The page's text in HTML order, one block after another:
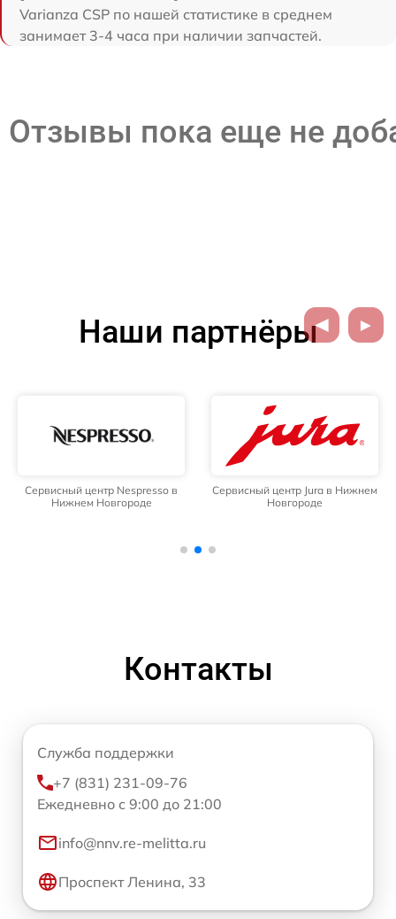
Varianza CSP по нашей статистике в среднем
занимает 3-4 часа при наличии запчастей.
Отзывы пока еще не
Наши партнёры
Сервисный центр Nespresso в
Нижнем Новгороде
Сервисный центр Jura в Нижнем
Новгороде
Контакты
Служба поддержки
+7 (831) 231-09-76
Ежедневно с 9:00 до 21:00
info@nnv.re-melitta.ru
Проспект Ленина, 33